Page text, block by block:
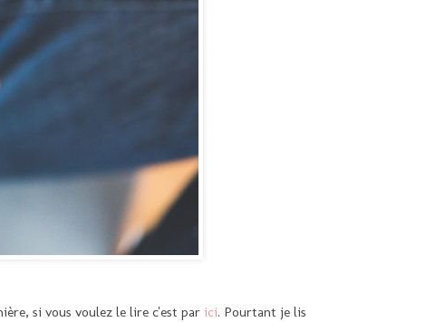
si vous voulez le lire c'est par ici. Pourtant je lis